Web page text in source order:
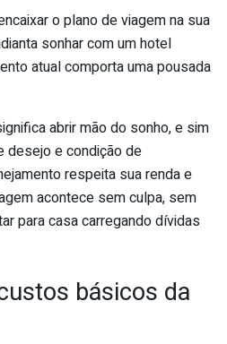
o plano de viagem na sua
sonhar com um hotel
atual comporta uma pousada
abrir mão do sonho, e sim
desejo e condição de
respeita sua renda e
acontece sem culpa, sem
para casa carregando dívidas
básicos da